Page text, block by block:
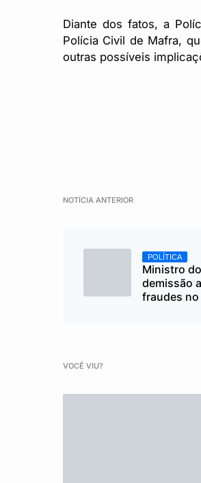
Diante dos fatos, a
Polícia Civil de Mafra,
outras possíveis
NOTÍCIA ANTERIOR
POLÍTICA
Ministro
demissão
fraudes no
VOCÊ VIU?